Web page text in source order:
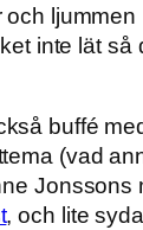
och ljummen
inte lät så
buffé
(vad
Jonssons
, och lite